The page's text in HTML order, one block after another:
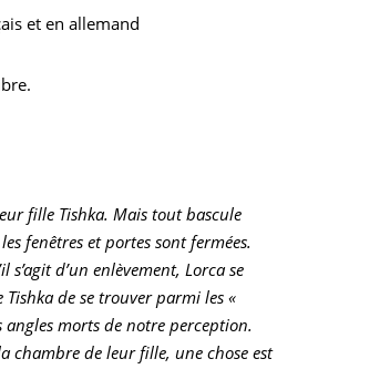
et en allemand
fille Tishka. Mais tout bascule
fenêtres et portes sont fermées.
s’agit d’un enlèvement, Lorca se
de se trouver parmi les «
angles morts de notre perception.
chambre de leur fille, une chose est